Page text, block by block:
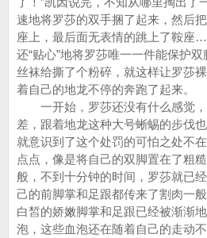
速地将罗莎的双手捆了起来，然后
座上，最后面无表情的跳上了鞍座
还“贴心”地将罗莎唯一一件能保护
丝袜给撕了个粉碎，就这样让罗莎
着自己的地龙不停的奔跑了起来。
一开始，罗莎还没有什么感觉，
差，跟着地龙这种大号蜥蜴的步伐
就意识到了这个处罚的可怕之处不
点点，像是将自己的双脚置在了粗
般，不到十分钟的时间，罗莎就已
己的前脚掌和足跟都传来了割肉一
白皙的娇嫩脚掌和足跟已经被渐渐
泡，这些血泡还在随着自己的走动